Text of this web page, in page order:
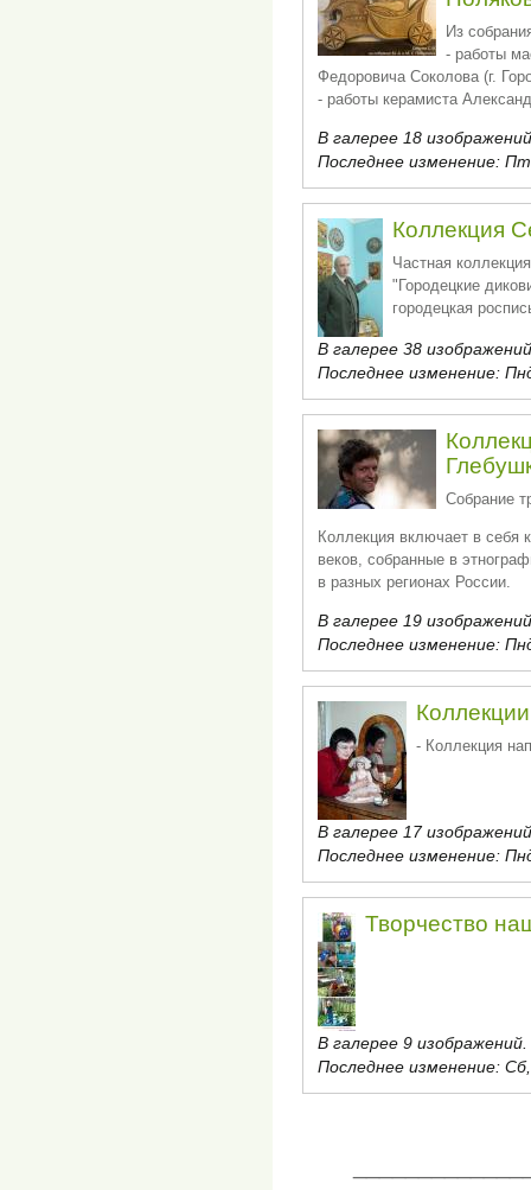
Из
- работы
Федоровича Соколова (г.
- работы керамиста
В галерее 18
Последнее изменение:
Коллекция
Частная
"Городецкие
городецкая
В галерее 38
Последнее изменение:
Собрание
Коллекция включает в
веков, собранные в
в разных регионах России.
В галерее 19
Последнее изменение:
- Коллекция
В галерее 17
Последнее изменение:
Творчество
В галерее 9 изображений.
Последнее изменение: